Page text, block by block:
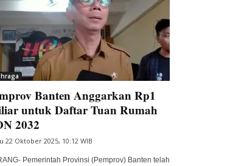
Banten Anggarkan Rp1
untuk Daftar Tuan Rumah
2032
22 Oktober 2025, 10:12 WIB
Pemerintah Provinsi (Pemprov) Banten telah